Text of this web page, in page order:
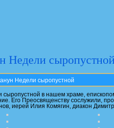
Недели сыропустной
Недели сыропустной
сыропустной в нашем храме,
Его Преосвященству сослужили,
иерей Илия Комягин, диакон